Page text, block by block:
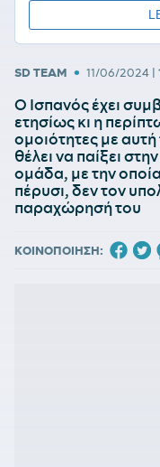
SD TEAM • 11/06/2024 |
Ο Ισπανός έχει
ετησίως κι η
ομοιότητες με
θέλει να παίξει
ομάδα, με την
πέρυσι, δεν τον
παραχώρησή του
ΚΟΙΝΟΠΟΙΗΣΗ: